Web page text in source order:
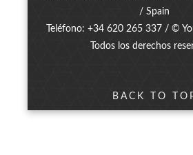
/ Spain
Teléfono: +34 620 265 337 / ©
Todos los derechos
BACK TO